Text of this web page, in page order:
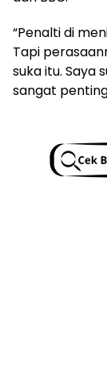
“Penalti di
Tapi
suka itu. Saya
sangat